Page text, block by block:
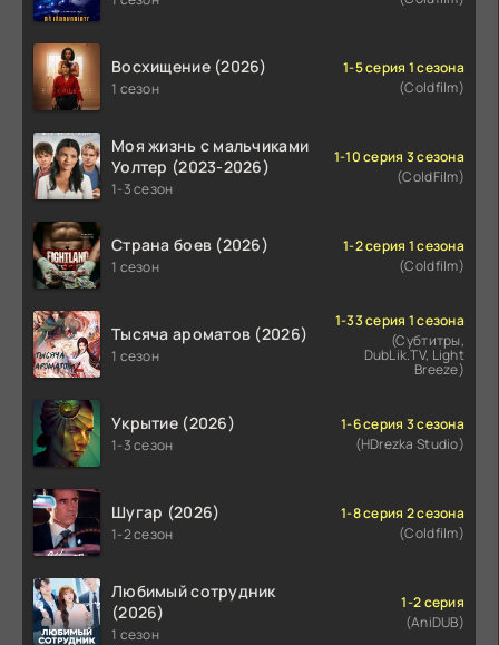
Восхищение (2026)
1 сезон
1-5 серия 1 сезона
(Coldfilm)
Моя жизнь с мальчиками
Уолтер (2023-2026)
1-3 сезон
1-10 серия 3 сезона
(ColdFilm)
Страна боев (2026)
1 сезон
1-2 серия 1 сезона
(Coldfilm)
Тысяча ароматов (2026)
1 сезон
1-33 серия 1 сезона
(Субтитры,
DubLik.TV, Light
Breeze)
Укрытие (2026)
1-3 сезон
1-6 серия 3 сезона
(HDrezka Studio)
Шугар (2026)
1-2 сезон
1-8 серия 2 сезона
(Coldfilm)
Любимый сотрудник
(2026)
1 сезон
1-2 серия
(AniDUB)